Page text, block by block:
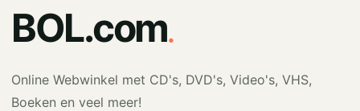
BOL.com.
Online Webwinkel met CD's, DVD's, Video's, VHS,
Boeken en veel meer!